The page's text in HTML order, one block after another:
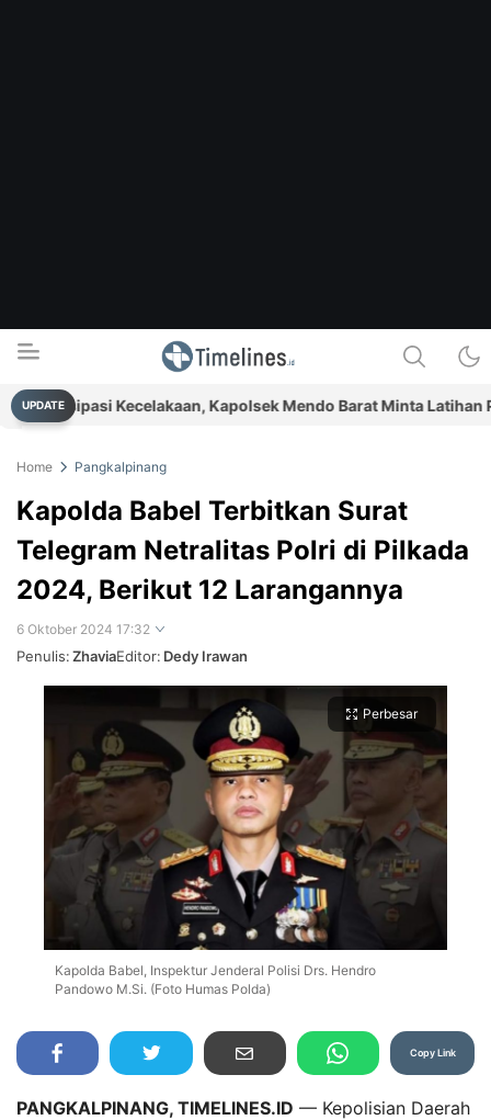
Timelines.id
Media Literasi, Sejarah & Budaya
UPDATE Kecelakaan, Kapolsek Mendo Barat Minta Latihan
Home Pangkalpinang
Kapolda Babel Terbitkan Surat
Telegram Netralitas Polri di Pilkada
2024, Berikut 12 Larangannya
6 Oktober 2024 17:32
Penulis:ZhaviaEditor: Dedy Irawan
Perbesar
Kapolda Babel, Inspektur Jenderal Polisi Drs. Hendro
Pandowo M.Si. (Foto Humas Polda)
Copy Link
PANGKALPINANG, TIMELINES.ID — Kepolisian Daerah